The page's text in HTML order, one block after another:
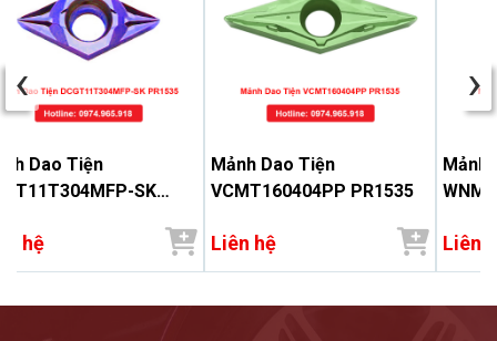
Dao Tiện
SK
hệ
Mảnh Dao Tiện
VCMT160404PP PR1535
Liên hệ
Mảnh
Liên
‹ ›